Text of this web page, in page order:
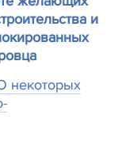
и
некоторых